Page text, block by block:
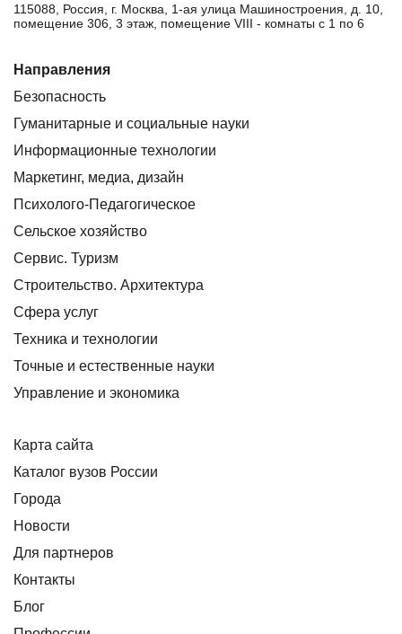
115088, Россия, г. Москва, 1-ая улица Машиностроения, д. 10,
помещение 306, 3 этаж, помещение VIII - комнаты с 1 по 6
Направления
Безопасность
Гуманитарные и социальные науки
Информационные технологии
Маркетинг, медиа, дизайн
Психолого-Педагогическое
Сельское хозяйство
Сервис. Туризм
Строительство. Архитектура
Сфера услуг
Техника и технологии
Точные и естественные науки
Управление и экономика
Карта сайта
Каталог вузов России
Города
Новости
Для партнеров
Контакты
Блог